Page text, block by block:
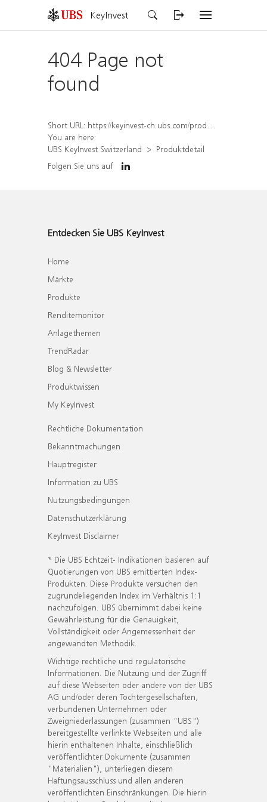
KeyInvest
404 Page not
found
Short URL: https://keyinvest-ch.ubs.com/produkt/detail/index/isin/CH1579299947
You are here:
UBS KeyInvest Switzerland
Produktdetail
Folgen Sie uns auf
Entdecken Sie UBS KeyInvest
Home
Märkte
Produkte
Renditemonitor
Anlagethemen
TrendRadar
Blog & Newsletter
Produktwissen
My KeyInvest
Rechtliche Dokumentation
Bekanntmachungen
Hauptregister
Information zu UBS
Nutzungsbedingungen
Datenschutzerklärung
KeyInvest Disclaimer
* Die UBS Echtzeit- Indikationen basieren auf
Quotierungen von UBS emittierten Index-
Produkten. Diese Produkte versuchen den
zugrundeliegenden Index im Verhältnis 1:1
nachzufolgen. UBS übernimmt dabei keine
Gewährleistung für die Genauigkeit,
Vollständigkeit oder Angemessenheit der
angewandten Methodik.
Wichtige rechtliche und regulatorische
Informationen. Die Nutzung und der Zugriff
auf diese Webseiten oder andere von der UBS
AG und/oder deren Tochtergesellschaften,
verbundenen Unternehmen oder
Zweigniederlassungen (zusammen "UBS")
bereitgestellte verlinkte Webseiten und alle
hierin enthaltenen Inhalte, einschließlich
veröffentlichter Dokumente (zusammen
"Materialien"), unterliegen diesem
Haftungsausschluss und allen anderen
veröffentlichten Einschränkungen. Die hierin